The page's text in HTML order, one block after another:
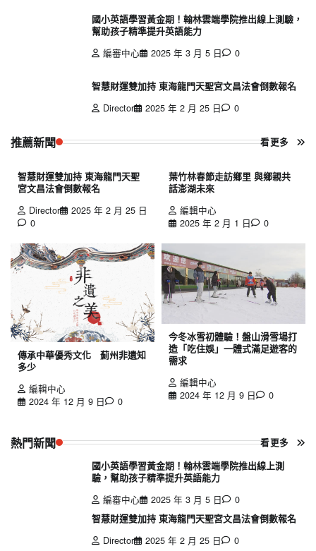
國小英語學習黃金期！翰林雲端學院推出線上測驗，
幫助孩子精準提升英語能力
編審中心
2025 年 3 月 5 日 0
智慧財運雙加持 東海龍門天聖宮文昌法會倒數報名
Director
2025 年 2 月 25 日 0
推薦新聞 看更多
智慧財運雙加持 東海龍門天聖
宮文昌法會倒數報名
Director
2025 年 2 月 25 日
0
葉竹林春節走訪鄉里 與鄉親共
話澎湖未來
編輯中心
2025 年 2 月 1 日
0
傳承中華優秀文化 薊州非遺知
多少
編輯中心
2024 年 12 月 9 日
0
今冬冰雪初體驗！盤山滑雪場打
造「吃住娛」一體式滿足遊客的
需求
編輯中心
2024 年 12 月 9 日
0
熱門新聞 看更多
國小英語學習黃金期！翰林雲端學院推出線上測
驗，幫助孩子精準提升英語能力
編審中心
2025 年 3 月 5 日
0
智慧財運雙加持 東海龍門天聖宮文昌法會倒數報名
Director
2025 年 2 月 25 日
0